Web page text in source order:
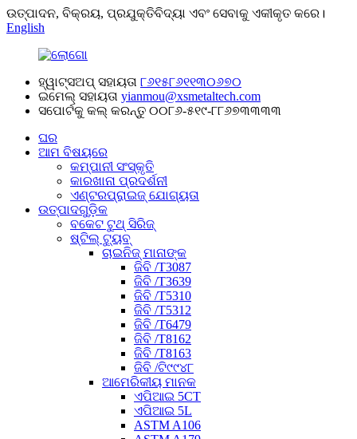
ଉତ୍ପାଦନ, ବିକ୍ରୟ, ପ୍ରଯୁକ୍ତିବିଦ୍ୟା ଏବଂ ସେବାକୁ ଏକୀକୃତ କରେ।
English
ହ୍ୱାଟ୍ସଅପ୍ ସହାୟତା ୮୬୧୫୮୬୧୧୩୦୬୭୦
ଇମେଲ୍ ସହାୟତା yianmou@xsmetaltech.com
ସପୋର୍ଟକୁ କଲ୍ କରନ୍ତୁ ୦୦୮୬-୫୧୯-୮୮୬୭୩୩୩୩
ଘର
ଆମ ବିଷୟରେ
କମ୍ପାନୀ ସଂସ୍କୃତି
କାରଖାନା ପ୍ରଦର୍ଶନୀ
ଏଣ୍ଟରପ୍ରାଇଜ୍ ଯୋଗ୍ୟତା
ଉତ୍ପାଦଗୁଡ଼ିକ
ବକେଟ ଟୁଥ୍ ସିରିଜ୍
ଷ୍ଟିଲ୍ ଟ୍ୟୁବ୍
ଚାଇନିଜ୍ ମାନାଙ୍କ
ଜିବି /T3087
ଜିବି /T3639
ଜିବି /T5310
ଜିବି /T5312
ଜିବି /T6479
ଜିବି /T8162
ଜିବି /T8163
ଜିବି /ଟି୯୯୪୮
ଆମେରିକୀୟ ମାନକ
ଏପିଆଇ 5CT
ଏପିଆଇ 5L
ASTM A106